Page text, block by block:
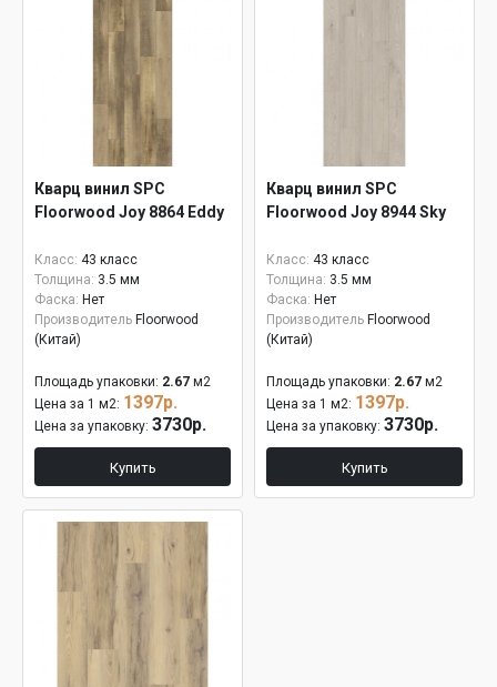
Кварц винил SPC
Floorwood Joy 8864 Eddy
Класс: 43 класс
Толщина: 3.5 мм
Фаска: Нет
Производитель Floorwood
(Китай)
Площадь упаковки: 2.67 м2
Цена за 1 м2: 1397р.
Цена за упаковку: 3730р.
Купить
Кварц винил SPC
Floorwood Joy 8944 Sky
Класс: 43 класс
Толщина: 3.5 мм
Фаска: Нет
Производитель Floorwood
(Китай)
Площадь упаковки: 2.67 м2
Цена за 1 м2: 1397р.
Цена за упаковку: 3730р.
Купить